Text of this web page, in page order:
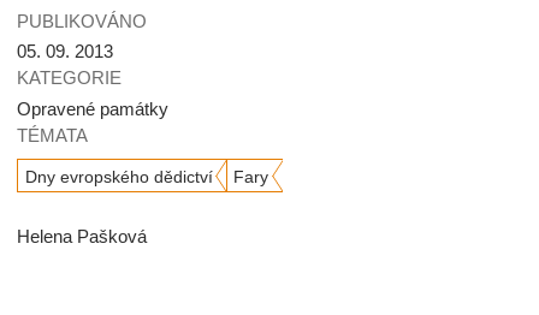
PUBLIKOVÁNO
05. 09. 2013
KATEGORIE
Opravené památky
TÉMATA
Dny evropského dědictví Fary
Helena Pašková